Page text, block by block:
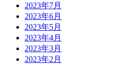
2023年7月
2023年6月
2023年5月
2023年4月
2023年3月
2023年2月